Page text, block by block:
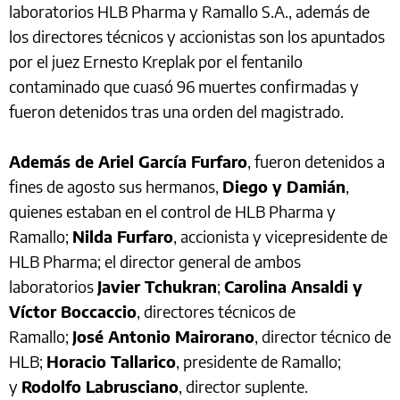
laboratorios HLB Pharma y Ramallo S.A., además de
los directores técnicos y accionistas son los apuntados
por el juez Ernesto Kreplak por el fentanilo
contaminado que cuasó 96 muertes confirmadas y
fueron detenidos tras una orden del magistrado.
Además de Ariel García Furfaro, fueron detenidos a
fines de agosto sus hermanos, Diego y Damián,
quienes estaban en el control de HLB Pharma y
Ramallo; Nilda Furfaro, accionista y vicepresidente de
HLB Pharma; el director general de ambos
laboratorios Javier Tchukran; Carolina Ansaldi y
Víctor Boccaccio, directores técnicos de
Ramallo; José Antonio Mairorano, director técnico de
HLB; Horacio Tallarico, presidente de Ramallo;
y Rodolfo Labrusciano, director suplente.